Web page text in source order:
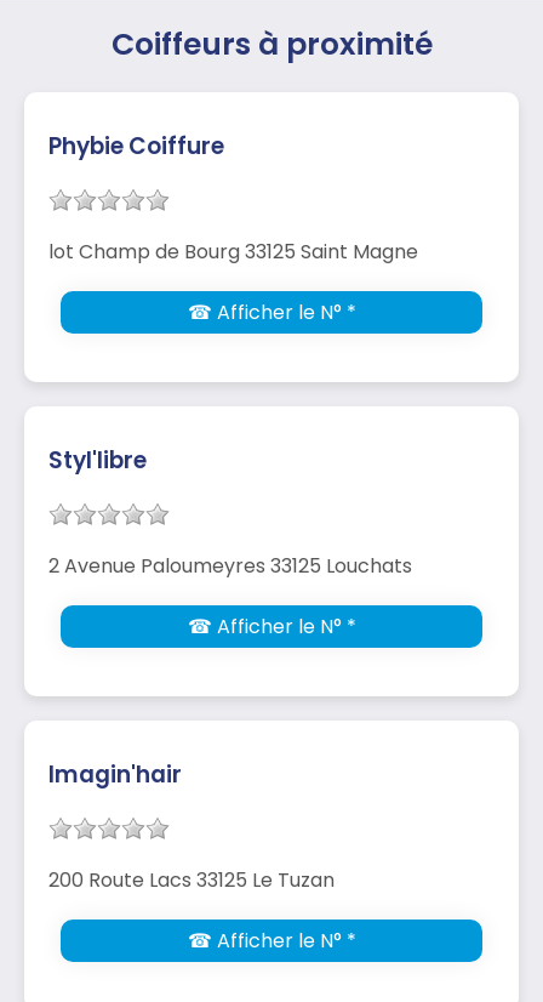
Coiffeurs à proximité
Phybie Coiffure
lot Champ de Bourg 33125 Saint Magne
☎ Afficher le N° *
Styl'libre
2 Avenue Paloumeyres 33125 Louchats
☎ Afficher le N° *
Imagin'hair
200 Route Lacs 33125 Le Tuzan
☎ Afficher le N° *